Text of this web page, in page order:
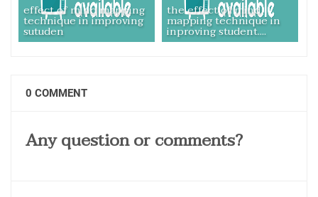
effect of mind mapping
technique in improving
sutuden
the effect of mind
mapping technique in
inproving student....
0 COMMENT